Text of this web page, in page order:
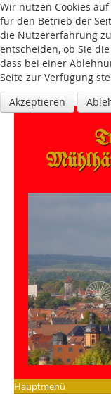
Hauptmenü
Wir nutzen Cookies
für den Betrieb der
die Nutzererfahrung
entscheiden, ob Sie
dass bei einer
Seite zur Verfügung
Akzeptieren